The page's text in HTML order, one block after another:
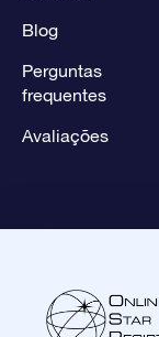
Blog
Perguntas
frequentes
Avaliações